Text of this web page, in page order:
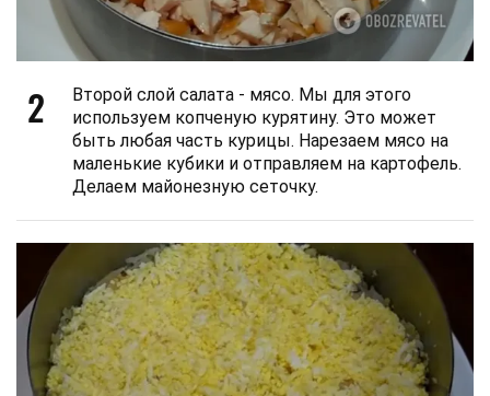
2
Второй слой салата - мясо. Мы для этого
используем копченую курятину. Это может
быть любая часть курицы. Нарезаем мясо на
маленькие кубики и отправляем на картофель.
Делаем майонезную сеточку.